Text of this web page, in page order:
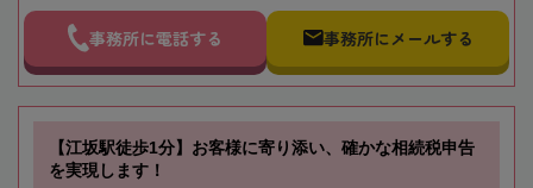
事務所に電話する 事務所にメールする
【江坂駅徒歩1分】お客様に寄り添い、確かな相続税申告
を実現します！